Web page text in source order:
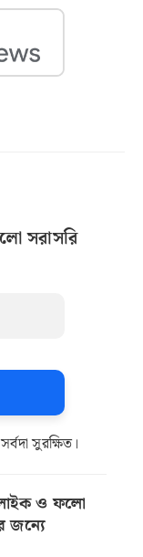
সরাসরি
সুরক্ষিত।
ও ফলো
জন্যে